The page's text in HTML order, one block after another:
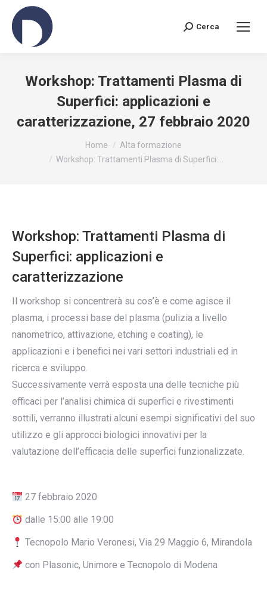
Search:
Cerca
Workshop: Trattamenti Plasma di
Superfici: applicazioni e
caratterizzazione, 27 febbraio 2020
Home
Alta formazione
Workshop: Trattamenti Plasma di Superfici:…
Workshop: Trattamenti Plasma di
Superfici: applicazioni e
caratterizzazione
Il workshop si concentrerà su cos’è e come agisce il
plasma, i processi base del plasma (pulizia a livello
nanometrico, attivazione, etching e coating), le
applicazioni e i benefici nei vari settori industriali ed in
ricerca e sviluppo.
Successivamente verrà esposta una delle tecniche più
efficaci per l’analisi chimica di superfici e rivestimenti
sottili, verranno illustrati alcuni esempi significativi del suo
utilizzo e gli approcci biologici innovativi per la
valutazione dell’efficacia delle superfici funzionalizzate.
27 febbraio 2020
dalle 15:00 alle 19:00
Tecnopolo Mario Veronesi, Via 29 Maggio 6, Mirandola
con Plasonic, Unimore e Tecnopolo di Modena